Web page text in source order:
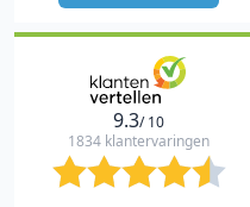
9.3/ 10
1834 klantervaringen